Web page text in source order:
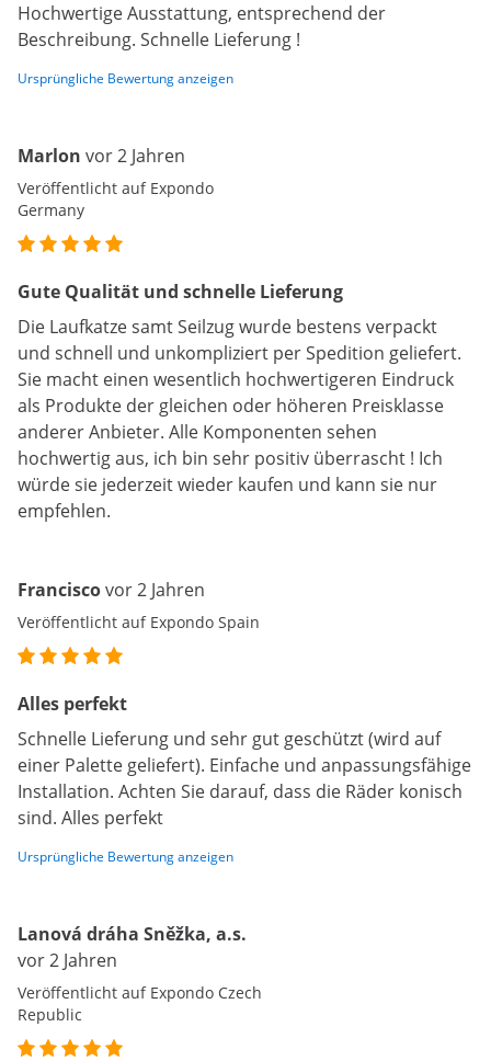
Hochwertige Ausstattung, entsprechend der
Beschreibung. Schnelle Lieferung !
Ursprüngliche Bewertung anzeigen
Marlon vor 2 Jahren
Veröffentlicht auf Expondo
Germany
Gute Qualität und schnelle Lieferung
Die Laufkatze samt Seilzug wurde bestens verpackt
und schnell und unkompliziert per Spedition geliefert.
Sie macht einen wesentlich hochwertigeren Eindruck
als Produkte der gleichen oder höheren Preisklasse
anderer Anbieter. Alle Komponenten sehen
hochwertig aus, ich bin sehr positiv überrascht ! Ich
würde sie jederzeit wieder kaufen und kann sie nur
empfehlen.
Franciscovor 2 Jahren
Veröffentlicht auf Expondo Spain
Alles perfekt
Schnelle Lieferung und sehr gut geschützt (wird auf
einer Palette geliefert). Einfache und anpassungsfähige
Installation. Achten Sie darauf, dass die Räder konisch
sind. Alles perfekt
Ursprüngliche Bewertung anzeigen
Lanová dráha Sněžka, a.s.
vor 2 Jahren
Veröffentlicht auf Expondo Czech
Republic